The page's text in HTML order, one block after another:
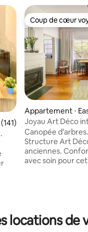
: 4,93 sur 5
moyenne sur la
Coup de cœur
Coup de cœur
Appartement ⋅
ne
Joyau Art Déco
MCG et balade en
Canopée
Structure Art
anciennes.
avec soin pour
brunch. Smith St pour
arborées et
locations de